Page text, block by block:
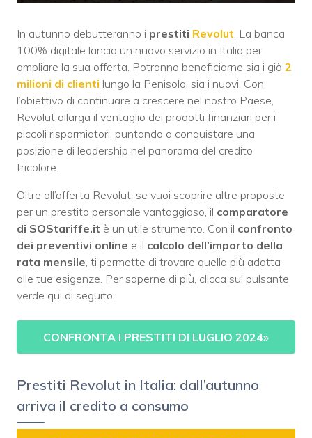
In autunno debutteranno i prestiti Revolut. La banca
100% digitale lancia un nuovo servizio in Italia per
ampliare la sua offerta. Potranno beneficiarne sia i già 2
milioni di clienti lungo la Penisola, sia i nuovi. Con
l’obiettivo di continuare a crescere nel nostro Paese,
Revolut allarga il ventaglio dei prodotti finanziari per i
piccoli risparmiatori, puntando a conquistare una
posizione di leadership nel panorama del credito
tricolore.
Oltre all’offerta Revolut, se vuoi scoprire altre proposte
per un prestito personale vantaggioso, il comparatore
di SOStariffe.it è un utile strumento. Con il confronto
dei preventivi online e il calcolo dell’importo della
rata mensile, ti permette di trovare quella più adatta
alle tue esigenze. Per saperne di più, clicca sul pulsante
verde qui di seguito:
CONFRONTA I PRESTITI DI LUGLIO 2024»
Prestiti Revolut in Italia: dall’autunno
arriva il credito a consumo